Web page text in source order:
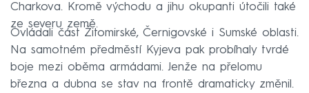
Charkova. Kromě východu a jihu okupanti útočili také
ze severu země.
Ovládali část Žitomirské, Černigovské i Sumské oblasti.
Na samotném předměstí Kyjeva pak probíhaly tvrdé
boje mezi oběma armádami. Jenže na přelomu
března a dubna se stav na frontě dramaticky změnil.